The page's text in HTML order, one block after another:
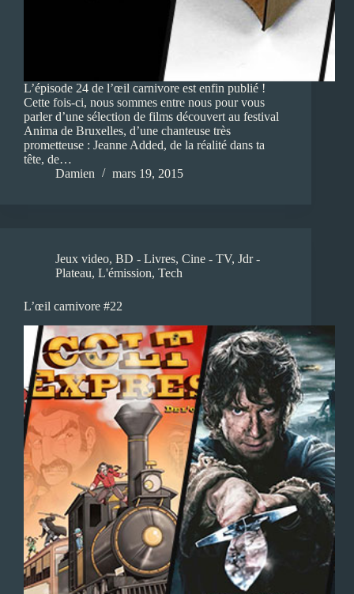
L’épisode 24 de l’œil carnivore est enfin publié !
Cette fois-ci, nous sommes entre nous pour vous
parler d’une sélection de films découvert au festival
Anima de Bruxelles, d’une chanteuse très
prometteuse : Jeanne Added, de la réalité dans ta
tête, de…
Damien
mars 19, 2015
Jeux video, BD - Livres, Cine - TV, Jdr -
Plateau, L'émission, Tech
L’œil carnivore #22